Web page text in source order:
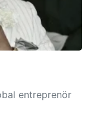
entreprenör